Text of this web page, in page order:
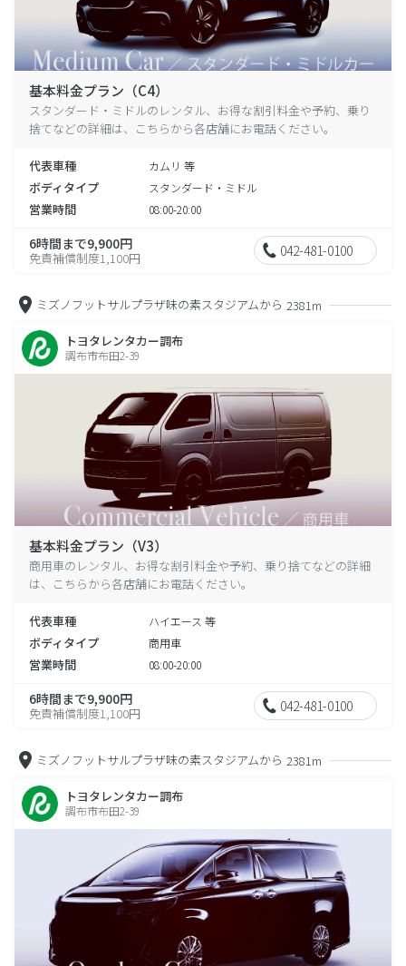
基本料金プラン（C4）
スタンダード・ミドルのレンタル、お得な割引料金や予約、乗り
捨てなどの詳細は、こちらから各店舗にお電話ください。
代表車種 カムリ 等
ボディタイプ スタンダード・ミドル
営業時間 08:00-20:00
6時間まで9,900円
免責補償制度1,100円 042-481-0100
ミズノフットサルプラザ味の素スタジアムから 2381m
トヨタレンタカー調布
調布市布田2-39
基本料金プラン（V3）
商用車のレンタル、お得な割引料金や予約、乗り捨てなどの詳細
は、こちらから各店舗にお電話ください。
代表車種 ハイエース 等
ボディタイプ 商用車
営業時間 08:00-20:00
6時間まで9,900円
免責補償制度1,100円 042-481-0100
ミズノフットサルプラザ味の素スタジアムから 2381m
トヨタレンタカー調布
調布市布田2-39